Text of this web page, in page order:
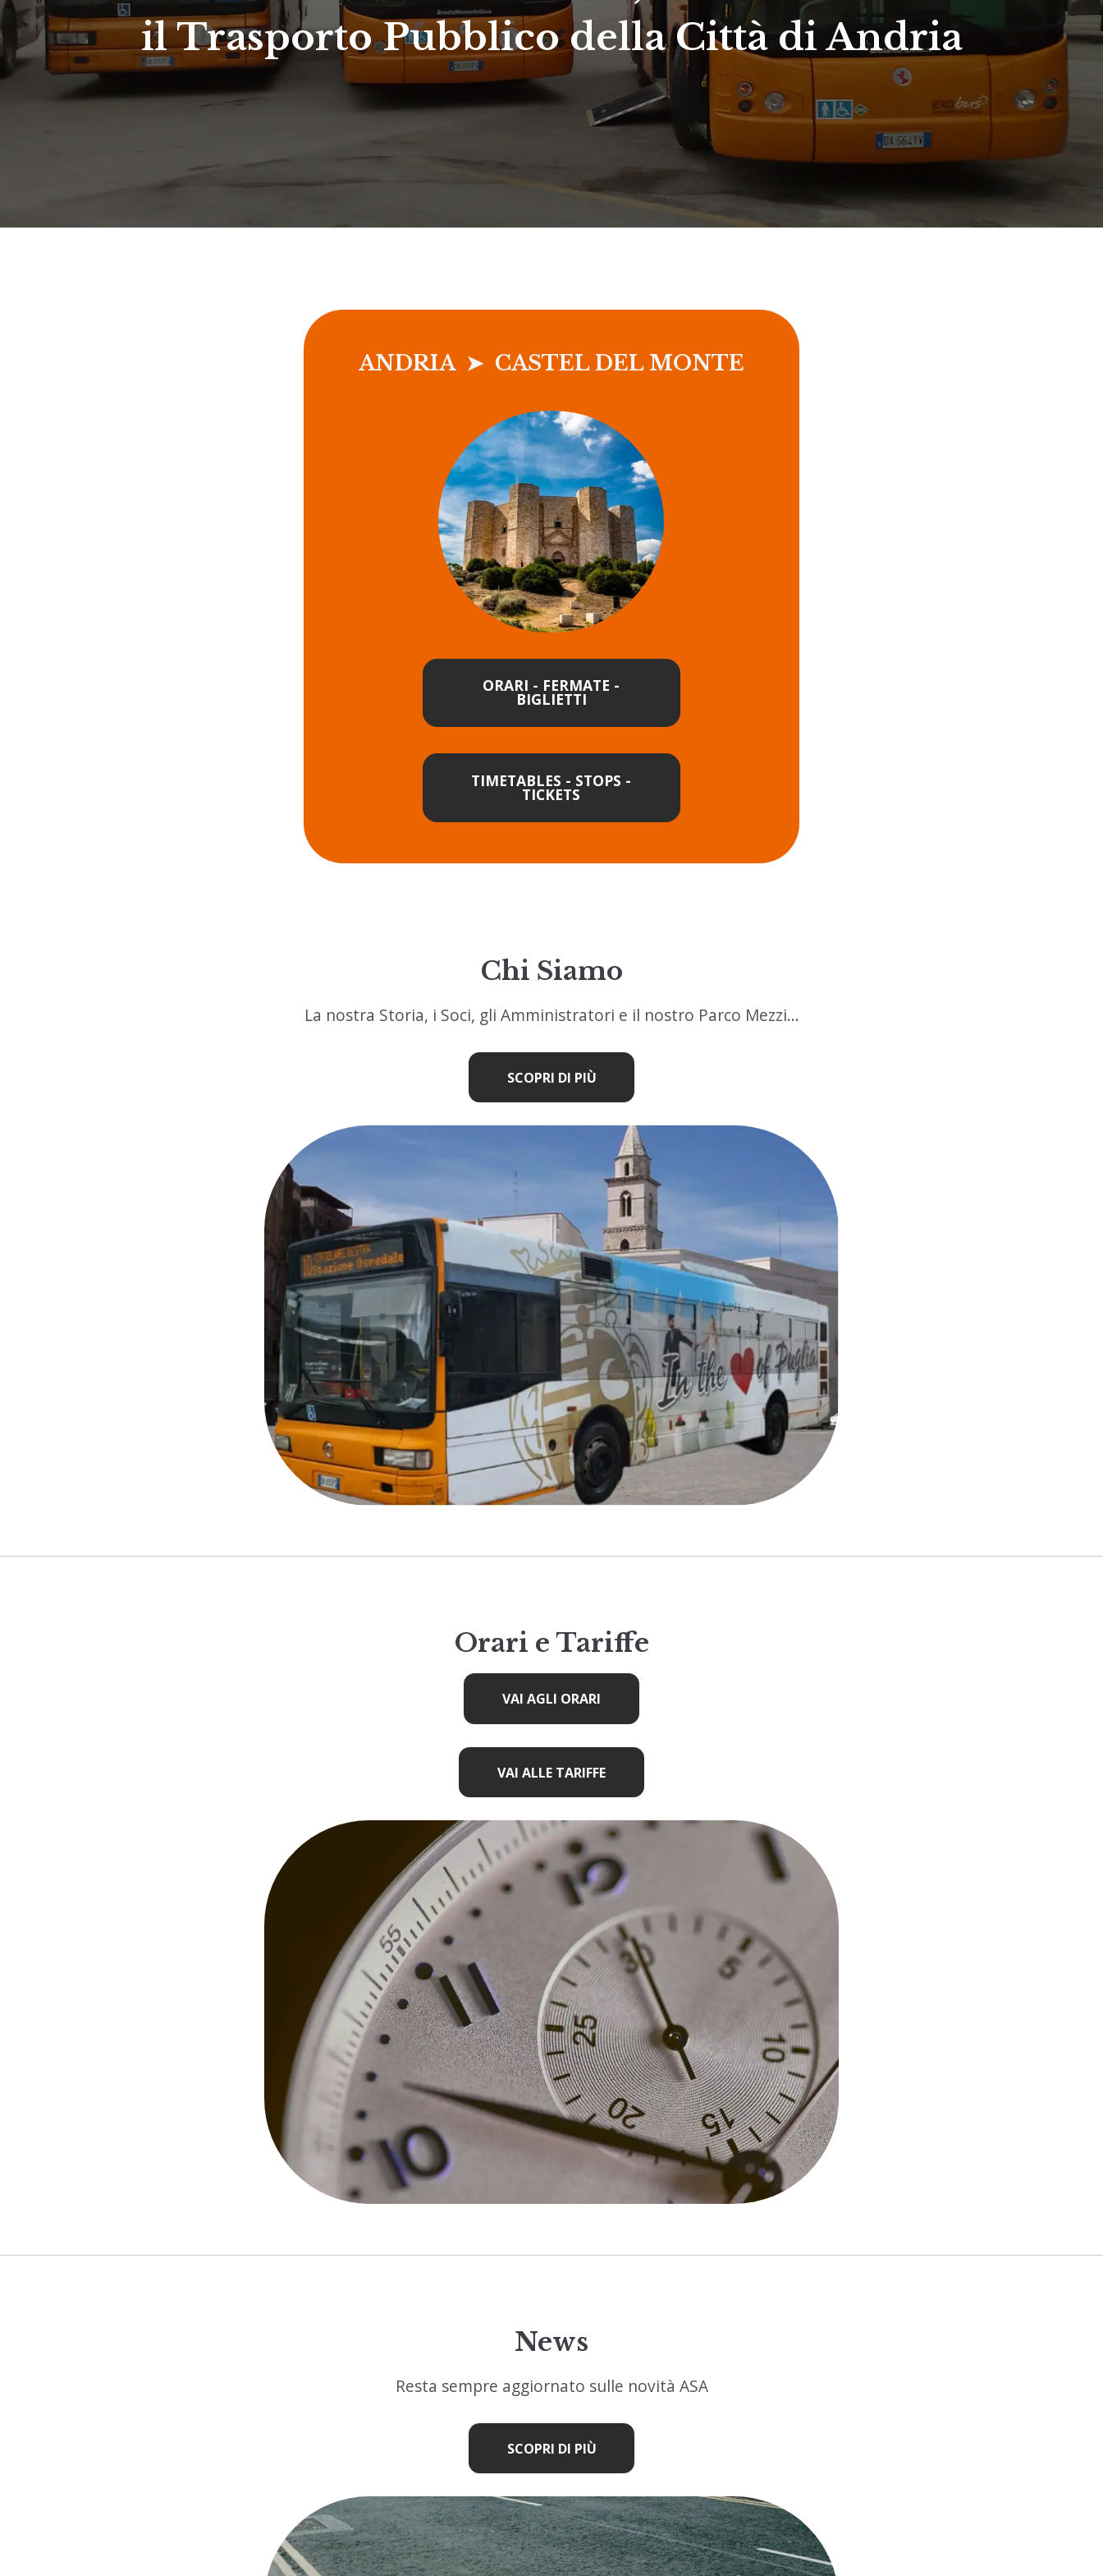
il Trasporto Pubblico della Città di Andria
ANDRIA ➤ CASTEL DEL MONTE
ORARI - FERMATE -
BIGLIETTI
TIMETABLES - STOPS -
TICKETS
Chi Siamo
La nostra Storia, i Soci, gli Amministratori e il nostro Parco Mezzi...
SCOPRI DI PIÙ
Orari e Tariffe
VAI AGLI ORARI
VAI ALLE TARIFFE
News
Resta sempre aggiornato sulle novità ASA
SCOPRI DI PIÙ